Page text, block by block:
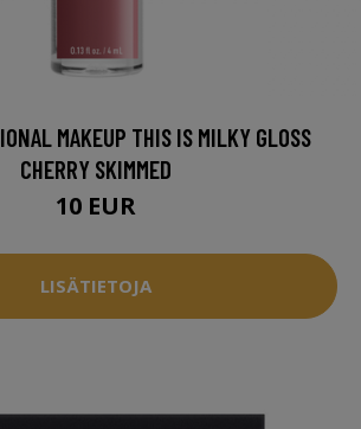
MAKEUP THIS IS MILKY GLOSS
CHERRY SKIMMED
10 EUR
LISÄTIETOJA